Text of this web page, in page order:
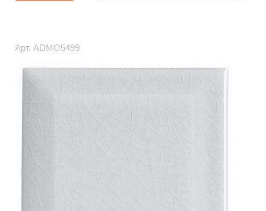
Арт. ADMO5499